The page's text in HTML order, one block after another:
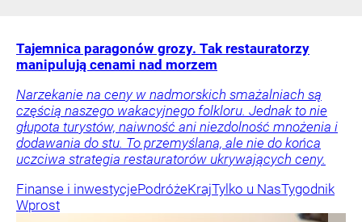
Tajemnica paragonów grozy. Tak restauratorzy
manipulują cenami nad morzem
Narzekanie na ceny w nadmorskich smażalniach są
częścią naszego wakacyjnego folkloru. Jednak to nie
głupota turystów, naiwność ani niezdolność mnożenia i
dodawania do stu. To przemyślana, ale nie do końca
uczciwa strategia restauratorów ukrywających ceny.
Finanse i inwestycjePodróżeKrajTylko u NasTygodnik
Wprost